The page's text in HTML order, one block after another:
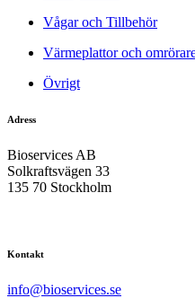
Vågar och Tillbehör
Värmeplattor och
Övrigt
Adress
Bioservices AB
Solkraftsvägen 33
135 70 Stockholm
Kontakt
info@bioservices.se